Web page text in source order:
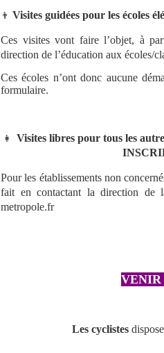
👨 Visites guidées pour les écoles
Ces visites vont faire l’objet, à
direction de l’éducation aux écoles/
Ces écoles n’ont donc aucune
formulaire.
👩‍ Visites libres pour tous les
Pour les établissements non
fait en contactant la direction de
metropole.fr
VENIR
Les cyclistes